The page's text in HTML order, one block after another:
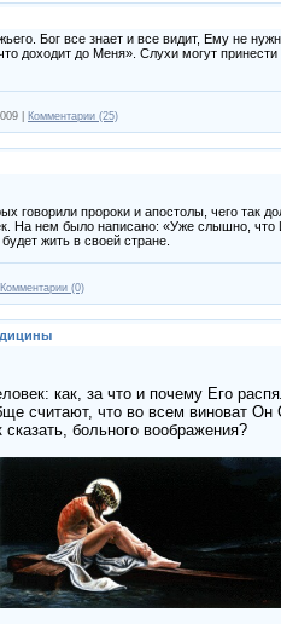
Бог все знает и все видит, Ему не
доходит до Меня». Слухи могут
Комментарии (25)
говорили пророки и апостолы, чего так
На нем было написано: «Уже слышно, что
жить в своей стране.
Комментарии (0)
как, за что и почему Его
считают, что во всем виноват
больного воображения?